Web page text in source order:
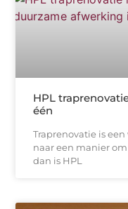
HPL
één
Traprenovatie is
naar een manier
dan is HPL